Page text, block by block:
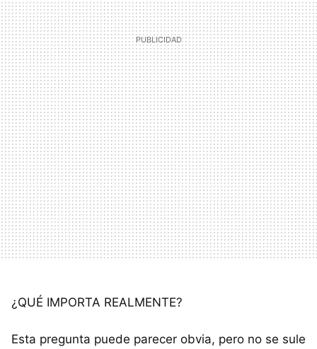
¿QUÉ IMPORTA REALMENTE?
Esta pregunta puede parecer obvia, pero no se sule